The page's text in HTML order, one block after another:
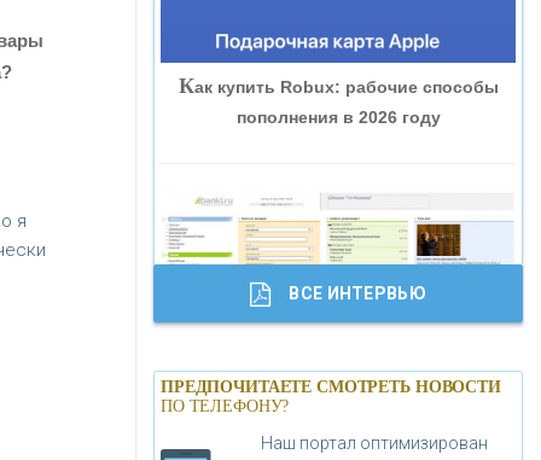
я
«БАНК ГЛОБЭКС»
«ТРАСТ»
«ГАЗПРОМБАНК»
«МОСКОВСКИЙ КРЕДИТНЫЙ
БАНК»
Как купить Robux: рабочие способы
пополнения в 2026 году
Банки.ру обновил логотип впервые за
19 лет - «Лента новостей»
ВСЕ ИНТЕРВЬЮ
ПРЕДПОЧИТАЕТЕ СМОТРЕТЬ НОВОСТИ
ПО ТЕЛЕФОНУ?
Наш портал оптимизирован